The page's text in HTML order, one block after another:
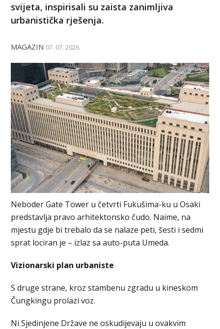
svijeta, inspirisali su zaista zanimljiva
urbanistička rješenja.
MAGAZIN 07. 07. 2026.
Neboder Gate Tower u četvrti Fukušima-ku u Osaki
predstavlja pravo arhitektonsko čudo. Naime, na
mjestu gdje bi trebalo da se nalaze peti, šesti i sedmi
sprat lociran je – izlaz sa auto-puta Umeda.
Vizionarski plan urbaniste
S druge strane, kroz stambenu zgradu u kineskom
Čungkingu prolazi voz.
Ni Sjedinjene Države ne oskudijevaju u ovakvim